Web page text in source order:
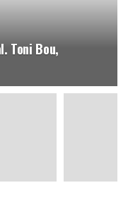
Toni Bou,